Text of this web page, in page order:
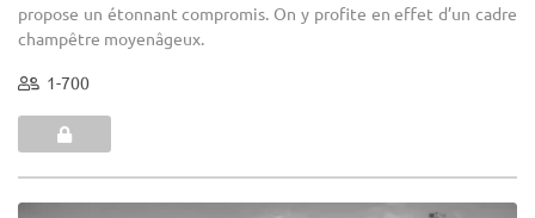
propose un étonnant compromis. On y profite en effet d’un cadre
champêtre moyenâgeux.
1-700